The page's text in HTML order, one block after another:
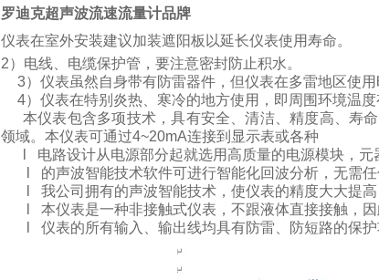
罗迪克超声波流速流量计品牌
仪表在室外安装建议加装遮阳板以延长仪表使用寿命。
2）电线、电缆保护管，要注意密封防止积水。
3）仪表虽然自身带有防雷器件，但仪表在多雷地区使
4）仪表在特别炎热、寒冷的地方使用，即周围环境温
本仪表包含多项技术，具有安全、清洁、精度高、寿
领域。 本仪表可通过4~20mA连接到显示表或各种
电路设计从电源部分起就选用高质量的电源模块，
的声波智能技术软件可进行智能化回波分析，无需
我公司拥有的声波智能技术，使仪表的精度大大提
本仪表是一种非接触式仪表，不跟液体直接接触，
仪表的所有输入、输出线均具有防雷、防短路的保护